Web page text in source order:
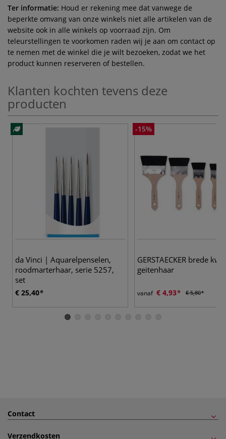
Ter informatie: Houd er rekening mee dat vanwege de
beperkte omvang van onze winkels niet alle artikelen van de
website ook in alle winkels op voorraad zijn. Om
teleurstellingen te voorkomen raden wij je aan om contact op
te nemen met de winkel die je wilt bezoeken, zodat we het
product kunnen reserveren of bestellen.
Klanten kochten tevens deze
producten
da Vinci | Aquarelpenselen,
roodmarterhaar, serie 5257,
set
€ 25,40
-15%
GERSTAECKER brede
geitenhaar
vanaf € 4,93 € 5,80
Contact
Verzendkosten